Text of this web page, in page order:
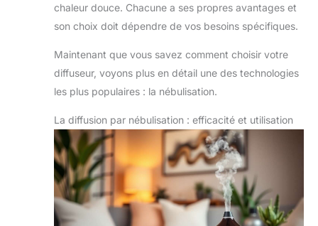
chaleur douce. Chacune a ses propres avantages et
son choix doit dépendre de vos besoins spécifiques.
Maintenant que vous savez comment choisir votre
diffuseur, voyons plus en détail une des technologies
les plus populaires : la nébulisation.
La diffusion par nébulisation : efficacité et utilisation